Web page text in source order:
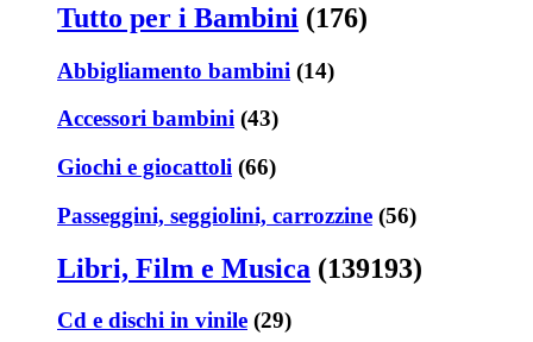
Tutto per i Bambini (176)
Abbigliamento bambini (14)
Accessori bambini (43)
Giochi e giocattoli (66)
Passeggini, seggiolini, carrozzine (56)
Libri, Film e Musica (139193)
Cd e dischi in vinile (29)